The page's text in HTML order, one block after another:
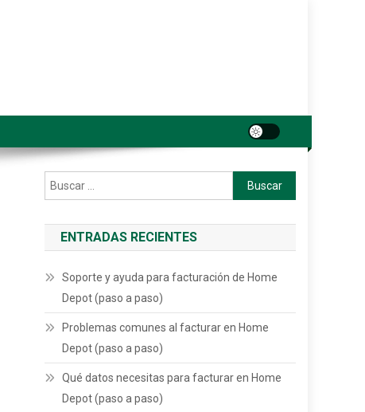
Buscar:
ENTRADAS RECIENTES
Soporte y ayuda para facturación de Home
Depot (paso a paso)
Problemas comunes al facturar en Home
Depot (paso a paso)
Qué datos necesitas para facturar en Home
Depot (paso a paso)